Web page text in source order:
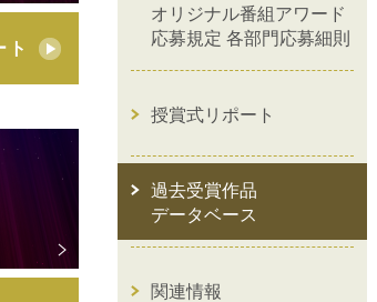
ト
オリジナル番組アワード
応募規定 各部門応募細則
授賞式リポート
過去受賞作品
データベース
関連情報